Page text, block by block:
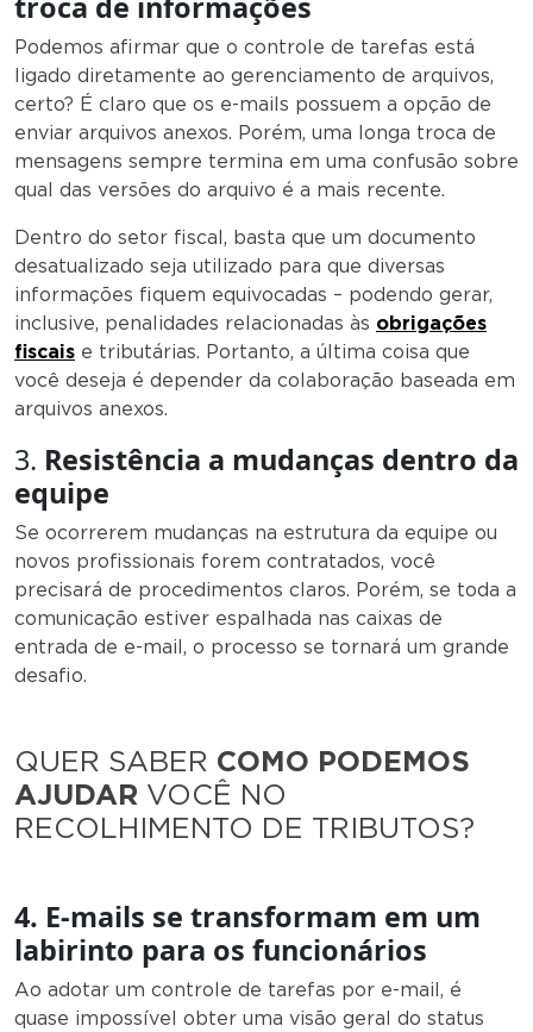
Podemos afirmar que o controle de tarefas está
ligado diretamente ao gerenciamento de arquivos,
certo? É claro que os e-mails possuem a opção de
enviar arquivos anexos. Porém, uma longa troca de
mensagens sempre termina em uma confusão sobre
qual das versões do arquivo é a mais recente.
Dentro do setor fiscal, basta que um documento
desatualizado seja utilizado para que diversas
informações fiquem equivocadas – podendo gerar,
inclusive, penalidades relacionadas às obrigações
fiscais e tributárias. Portanto, a última coisa que
você deseja é depender da colaboração baseada em
arquivos anexos.
3. Resistência a mudanças dentro da
equipe
Se ocorrerem mudanças na estrutura da equipe ou
novos profissionais forem contratados, você
precisará de procedimentos claros. Porém, se toda a
comunicação estiver espalhada nas caixas de
entrada de e-mail, o processo se tornará um grande
desafio.
QUER SABER COMO PODEMOS
AJUDAR VOCÊ NO
RECOLHIMENTO DE TRIBUTOS?
4. E-mails se transformam em um
labirinto para os funcionários
Ao adotar um controle de tarefas por e-mail, é
quase impossível obter uma visão geral do status